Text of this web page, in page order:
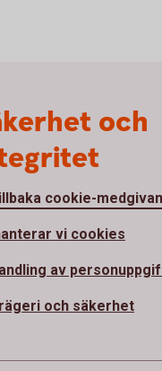
och
cookie-
vi cookies
av
och säkerhet